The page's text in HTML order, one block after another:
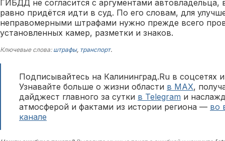
ГИБДД не согласится с аргументами автовладельца,
равно придётся идти в суд. По его словам, для
неправомерными штрафами нужно прежде всего
установленных камер, разметки и знаков.
Ключевые слова: штрафы, транспорт.
Подписывайтесь на Калининград.Ru в соцсетях
Узнавайте больше о жизни области в MAX,
дайджест главного за сутки в Telegram и
атмосферой и фактами из истории региона — во
канале